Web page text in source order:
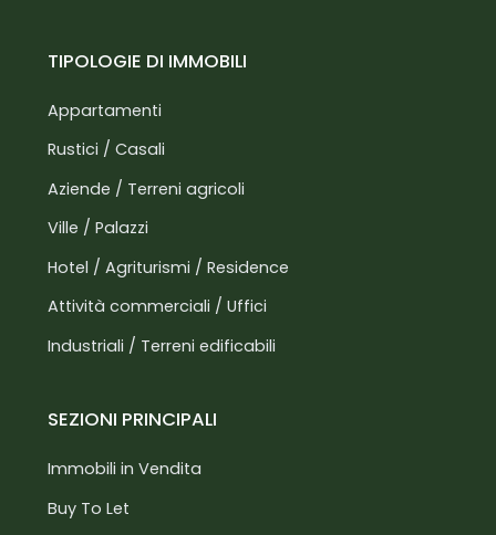
TIPOLOGIE DI IMMOBILI
Appartamenti
Rustici / Casali
Aziende / Terreni agricoli
Ville / Palazzi
Hotel / Agriturismi / Residence
Attività commerciali / Uffici
Industriali / Terreni edificabili
SEZIONI PRINCIPALI
Immobili in Vendita
Buy To Let